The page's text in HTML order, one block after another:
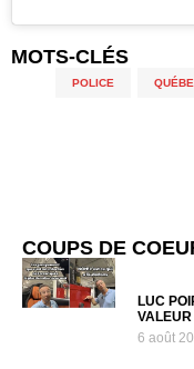
MOTS-CLÉS
POLICE
COUPS DE
LUC
VALEUR
6 août